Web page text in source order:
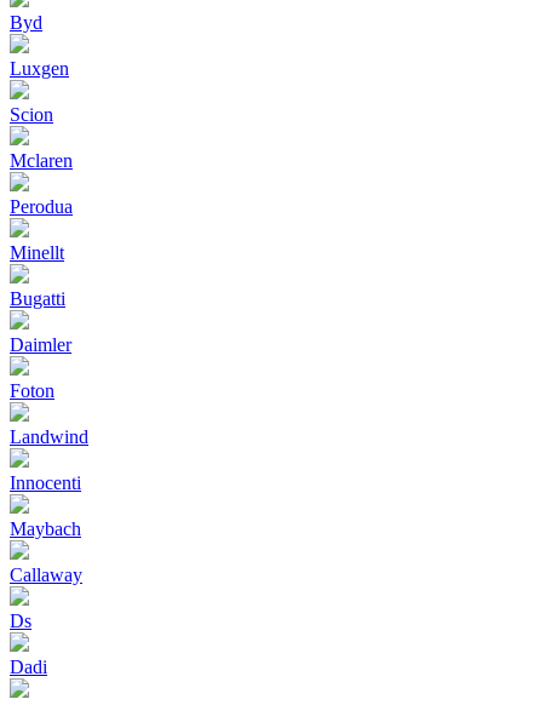
Byd
Luxgen
Scion
Mclaren
Perodua
Minellt
Bugatti
Daimler
Foton
Landwind
Innocenti
Maybach
Callaway
Ds
Dadi